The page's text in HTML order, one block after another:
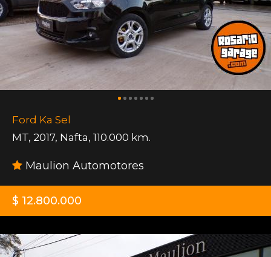
Ford Ka Sel
MT, 2017, Nafta, 110.000 km.
Maulion Automotores
$ 12.800.000